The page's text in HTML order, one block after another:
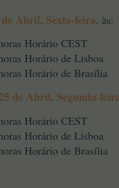
Abril, Sexta-feira, às:
Horário CEST
Horário de Lisboa
Horário de Brasília
de Abril, Segunda-
Horário CEST
Horário de Lisboa
Horário de Brasília